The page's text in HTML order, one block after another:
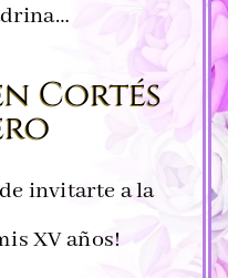
Cortés
invitarte a la
XV años!